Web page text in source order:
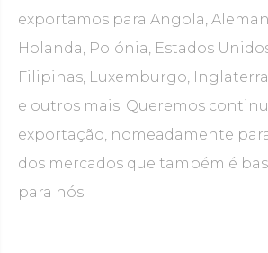
exportamos para Angola,
Holanda, Polónia, Estados
Filipinas, Luxemburgo,
e outros mais. Queremos
exportação, nomeadamente
dos mercados que também é
para nós.